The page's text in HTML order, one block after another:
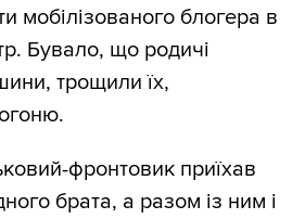
мобілізованого блогера в
Бувало, що родичі
трощили їх,
фронтовик приїхав
брата, а разом із ним і